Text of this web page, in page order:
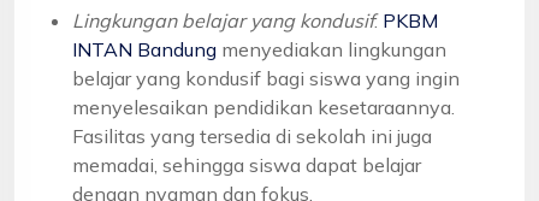
Lingkungan belajar yang kondusif: PKBM
INTAN Bandung menyediakan lingkungan
belajar yang kondusif bagi siswa yang ingin
menyelesaikan pendidikan kesetaraannya.
Fasilitas yang tersedia di sekolah ini juga
memadai, sehingga siswa dapat belajar
dengan nyaman dan fokus.